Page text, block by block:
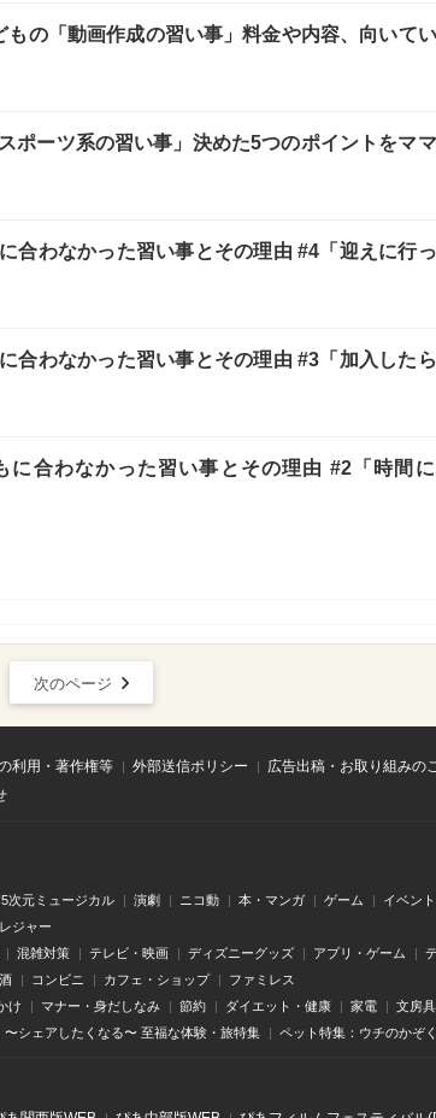
の「動画作成の習い事」料金や内容、向いて
ポーツ系の習い事」決めた5つのポイントをマ
合わなかった習い事とその理由 #4「迎えに行
合わなかった習い事とその理由 #3「加入した
に合わなかった習い事とその理由 #2「時間
次のページ
利用・著作権等 外部送信ポリシー
広告出稿・お取り組みの
次元ミュージカル 演劇 ニコ動 本・マンガ ゲーム イベント
ジャー
混雑対策 テレビ・映画 ディズニーグッズ アプリ・ゲーム
コンビニ カフェ・ショップ ファミレス
け マナー・身だしなみ 節約 ダイエット・健康 家電 文房具
〜シェアしたくなる〜 至福な体験・旅特集 ペット特集：ウチのかぞく